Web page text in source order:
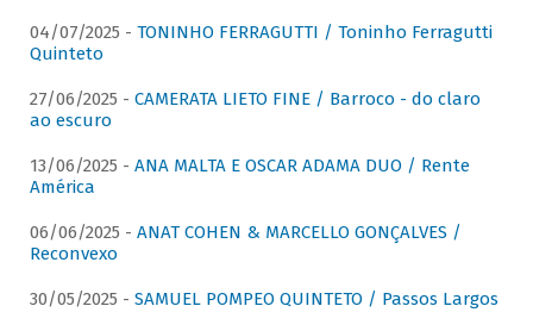
04/07/2025 - TONINHO FERRAGUTTI / Toninho Ferragutti
Quinteto
27/06/2025 - CAMERATA LIETO FINE / Barroco - do claro
ao escuro
13/06/2025 - ANA MALTA E OSCAR ADAMA DUO / Rente
América
06/06/2025 - ANAT COHEN & MARCELLO GONÇALVES /
Reconvexo
30/05/2025 - SAMUEL POMPEO QUINTETO / Passos Largos